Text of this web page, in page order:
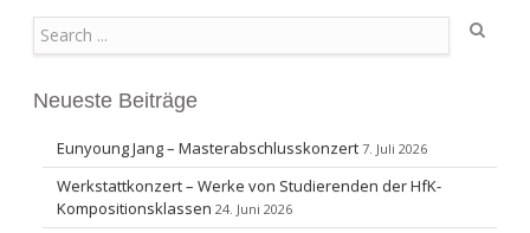
Neueste Beiträge
Eunyoung Jang – Masterabschlusskonzert 7. Juli 2026
Werkstattkonzert – Werke von Studierenden der HfK-
Kompositionsklassen 24. Juni 2026